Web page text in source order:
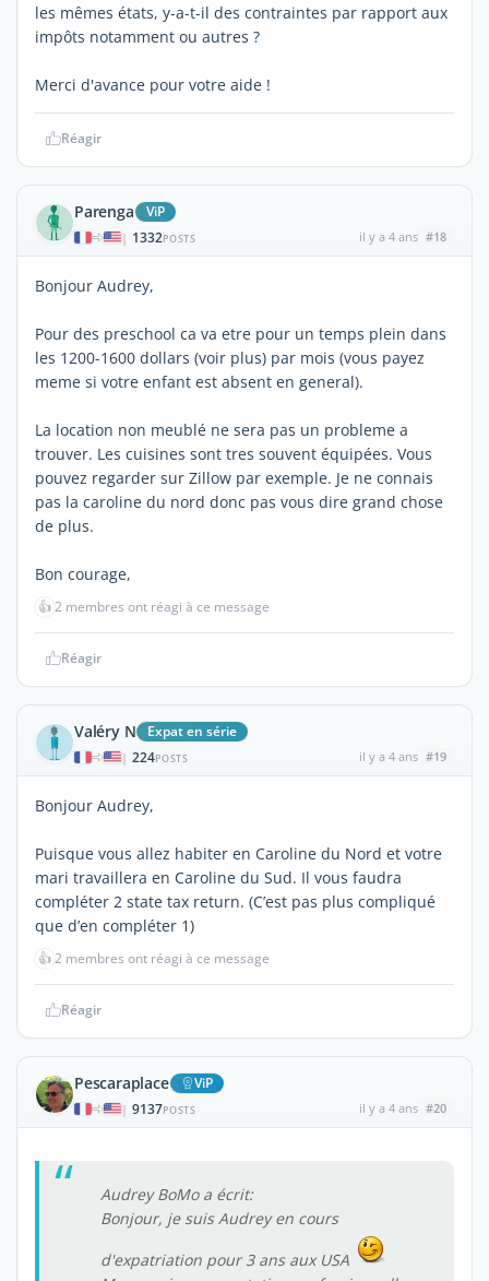
les mêmes états, y-a-t-il des contraintes par rapport aux
impôts notamment ou autres ?
Merci d'avance pour votre aide !
Réagir
Parenga ViP
| 1332POSTS il y a 4 ans #18
Bonjour Audrey,
Pour des preschool ca va etre pour un temps plein dans
les 1200-1600 dollars (voir plus) par mois (vous payez
meme si votre enfant est absent en general).
La location non meublé ne sera pas un probleme a
trouver. Les cuisines sont tres souvent équipées. Vous
pouvez regarder sur Zillow par exemple. Je ne connais
pas la caroline du nord donc pas vous dire grand chose
de plus.
Bon courage,
👍2 membres ont réagi à ce message
Réagir
Valéry N Expat en série
| 224POSTS il y a 4 ans #19
Bonjour Audrey,
Puisque vous allez habiter en Caroline du Nord et votre
mari travaillera en Caroline du Sud. Il vous faudra
compléter 2 state tax return. (C’est pas plus compliqué
que d’en compléter 1)
👍2 membres ont réagi à ce message
Réagir
Pescaraplace ViP
| 9137POSTS il y a 4 ans #20
Audrey BoMo a écrit:
Bonjour, je suis Audrey en cours
d'expatriation pour 3 ans aux USA